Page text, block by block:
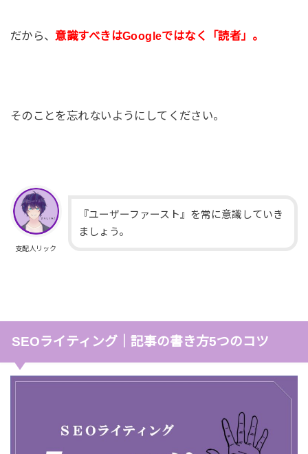
だから、 意識すべきはGoogleではなく「読者」。
そのことを忘れないようにしてください。
支配人リック
『ユーザーファースト』を常に意識していき
ましょう。
SEOライティング｜記事の書き方5つのコツ